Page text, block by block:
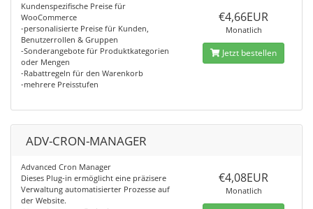
Kundenspezifische Preise für
WooCommerce
-personalisierte Preise für Kunden,
Benutzerrollen & Gruppen
-Sonderangebote für Produktkategorien
oder Mengen
-Rabattregeln für den Warenkorb
-mehrere Preisstufen
€4,66EUR
Monatlich
Jetzt bestellen
ADV-CRON-MANAGER
Advanced Cron Manager
Dieses Plug-in ermöglicht eine präzisere
Verwaltung automatisierter Prozesse auf
der Website.
€4,08EUR
Monatlich